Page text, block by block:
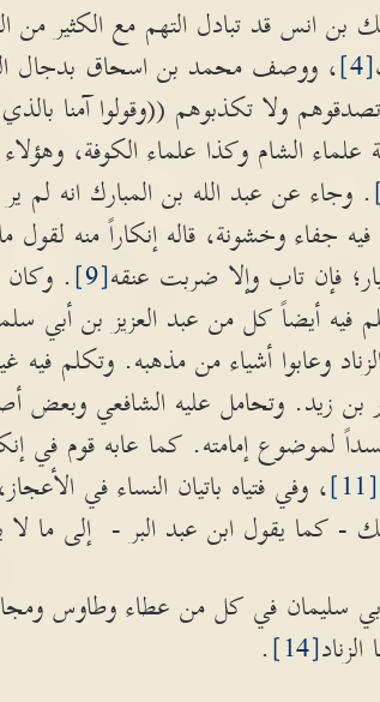
بن انس قد تبادل التهم مع الكثير
[4] ، ووصف محمد بن اسحاق بدجال
ولا تكذبوهم ((وقولوا آمنا بالذي
الشام وكذا علماء الكوفة،
. وجاء عن عبد الله بن المبارك انه
جفاء وخشونة، قاله إنكاراً منه
فإن تاب وإلا ضربت عنقه[9]
. وكان
فيه أيضاً كل من عبد العزيز بن أبي
وعابوا أشياء من مذهبه. وتكلم فيه
بن زيد. وتحامل عليه الشافعي وبعض
لموضوع إمامته. كما عابه قوم في
[11]
، وفي فتياه باتيان النساء في
- كما يقول ابن عبد البر - إلى ما
سليمان في كل من عطاء وطاوس
[14]
.